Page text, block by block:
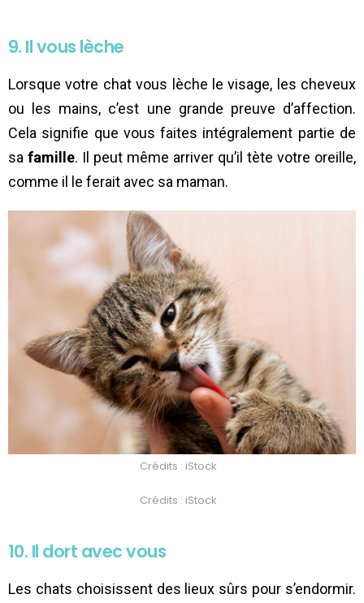
9. Il vous lèche
Lorsque votre chat vous lèche le visage, les cheveux
ou les mains, c’est une grande preuve d’affection.
Cela signifie que vous faites intégralement partie de
sa famille. Il peut même arriver qu’il tète votre oreille,
comme il le ferait avec sa maman.
Crédits : iStock
Crédits : iStock
10. Il dort avec vous
Les chats choisissent des lieux sûrs pour s’endormir.